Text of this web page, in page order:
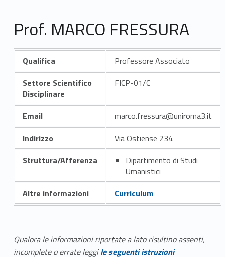
Prof. MARCO FRESSURA
Qualifica
Professore Associato
Settore Scientifico
Disciplinare
FICP-01/C
Email
marco.fressura@uniroma3.it
Indirizzo
Via Ostiense 234
Struttura/Afferenza
Dipartimento di Studi
Umanistici
Altre informazioni
Curriculum
Qualora le informazioni riportate a lato risultino assenti,
incomplete o errate leggile seguenti istruzioni